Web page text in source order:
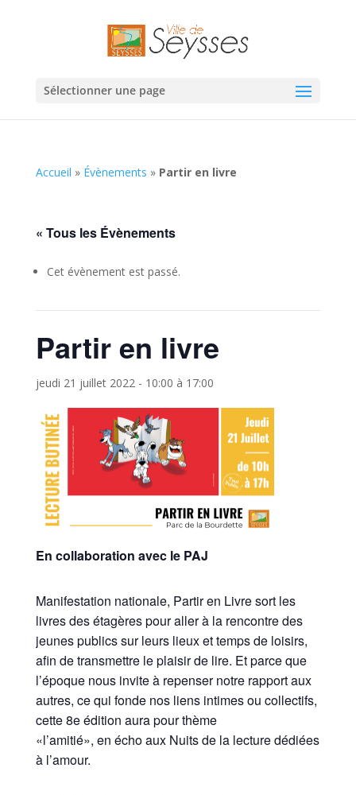
Sélectionner une page
Accueil » Évènements » Partir en livre
« Tous les Évènements
Cet évènement est passé.
Partir en livre
jeudi 21 juillet 2022 - 10:00 à 17:00
En collaboration avec le PAJ
Manifestation nationale, Partir en Livre sort les
livres des étagères pour aller à la rencontre des
jeunes publics sur leurs lieux et temps de loisirs,
afin de transmettre le plaisir de lire. Et parce que
l’époque nous invite à repenser notre rapport aux
autres, ce qui fonde nos liens intimes ou collectifs,
cette 8e édition aura pour thème
«l’amitié», en écho aux Nuits de la lecture dédiées
à l’amour.